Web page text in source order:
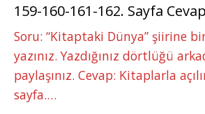
159-160-161-162. Sayfa
Soru: “Kitaptaki Dünya” şiirine
yazınız. Yazdığınız dörtlüğü
paylaşınız. Cevap: Kitaplarla
sayfa.…